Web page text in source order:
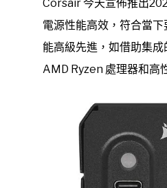
Corsair 今天宣佈推出
電源性能高效，符合當
能高級先進，如借助集
AMD Ryzen 處理器和高